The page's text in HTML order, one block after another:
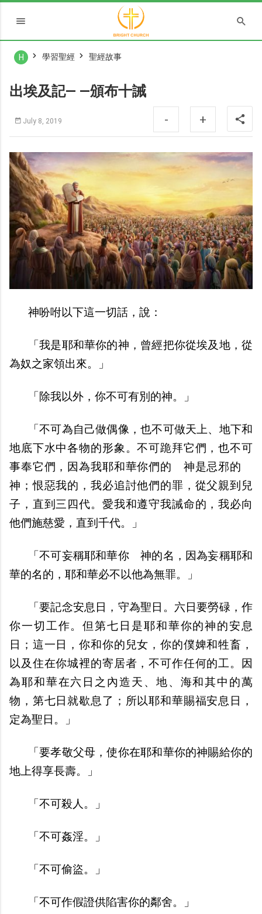
H 學習聖經 聖經故事
出埃及記— —頒布十誡
July 8, 2019 - +
神吩咐以下這一切話，說：
「我是耶和華你的神，曾經把你從埃及地，從
為奴之家領出來。」
「除我以外，你不可有別的神。」
「不可為自己做偶像，也不可做天上、地下和
地底下水中各物的形象。不可跪拜它們，也不可
事奉它們，因為我耶和華你們的 神是忌邪的
神；恨惡我的，我必追討他們的罪，從父親到兒
子，直到三四代。愛我和遵守我誡命的，我必向
他們施慈愛，直到千代。」
「不可妄稱耶和華你 神的名，因為妄稱耶和
華的名的，耶和華必不以他為無罪。」
「要記念安息日，守為聖日。六日要勞碌，作
你一切工作。但第七日是耶和華你的神的安息
日；這一日，你和你的兒女，你的僕婢和牲畜，
以及住在你城裡的寄居者，不可作任何的工。因
為耶和華在六日之內造天、地、海和其中的萬
物，第七日就歇息了；所以耶和華賜福安息日，
定為聖日。」
「要孝敬父母，使你在耶和華你的神賜給你的
地上得享長壽。」
「不可殺人。」
「不可姦淫。」
「不可偷盜。」
「不可作假證供陷害你的鄰舍。」